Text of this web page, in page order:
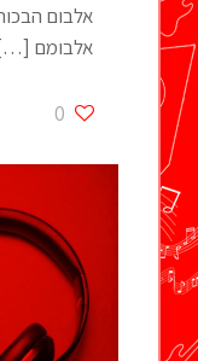
אלבום
אלבומם
0